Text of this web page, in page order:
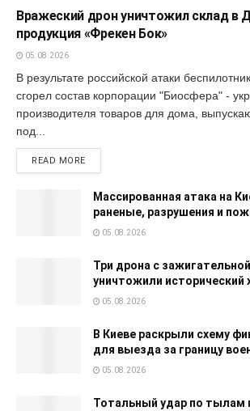
Вражеский дрон уничтожил склад в
продукция «Фрекен Бок»
05.08.2026
В результате российской атаки
сгорел состав корпорации "Биосфера" -
производителя товаров для дома,
под...
READ MORE
Массированная атака на
раненые, разрушения и
05.08.2026
Три дрона с
уничтожили исторический
05.08.2026
В Киеве раскрыли схему
для выезда за границу
05.08.2026
Тотальный удар по тылам